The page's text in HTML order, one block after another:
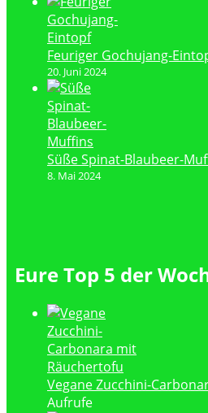
Feuriger Gochujang-
20. Juni 2024
Süße Spinat-Blaubeer-
8. Mai 2024
Eure Top 5 der
Vegane Zucchini-
Aufrufe